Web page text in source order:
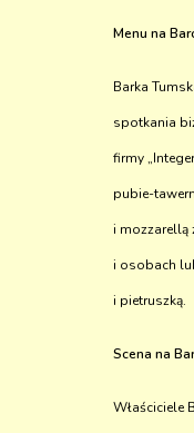
Menu na
Barka
spotkania
firmy
pubie-
i mozzarellą
i osobach
i pietruszką.
Scena na
Właściciele